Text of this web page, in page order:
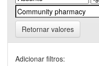
Retornar valores
Adicionar filtros: